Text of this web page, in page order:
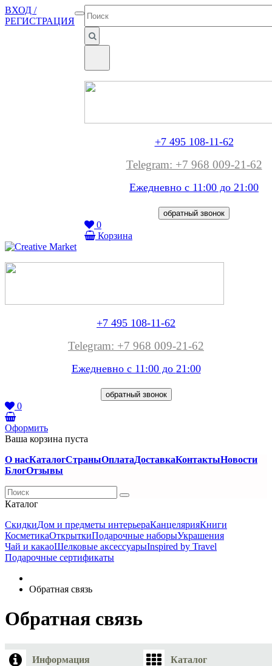
ВХОД /
РЕГИСТРАЦИЯ
+7 495 108-11-62
Telegram: +7 968 009-21-62
Ежедневно с 11:00 до 21:00
обратный звонок
0
Корзина
+7 495 108-11-62
Telegram: +7 968 009-21-62
Ежедневно с 11:00 до 21:00
обратный звонок
0
Оформить
Ваша корзина пуста
О насКаталогСтраныОплатаДоставкаКонтактыНовости
БлогОтзывы
Каталог
СкидкиДом и предметы интерьераКанцелярияКниги
КосметикаОткрыткиПодарочные наборыУкрашения
Чай и какаоШелковые аксеcсуарыInspired by Travel
Подарочные сертификаты
Обратная связь
Обратная связь
Информация Каталог